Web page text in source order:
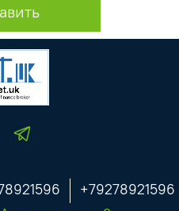
+79278921596